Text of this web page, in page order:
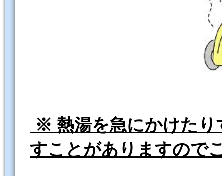
※ 熱湯を急にかけたり
すことがありますので